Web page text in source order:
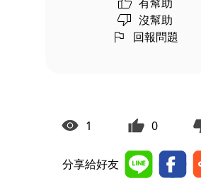
沒幫助
回報問題
1 0
分享給好友